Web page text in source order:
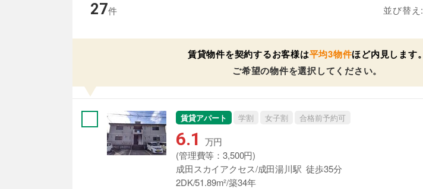
27件 並び替え:
賃貸物件を契約するお客様は平均3物件ほど内見します。
ご希望の物件を選択してください。
賃貸アパート 学割 女子割 合格前予約可
6.1 万円
(管理費等：3,500円)
成田スカイアクセス/成田湯川駅 徒歩35分
2DK/51.89m²/築34年